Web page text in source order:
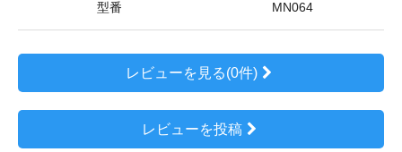
型番 MN064
レビューを見る(0件)
レビューを投稿